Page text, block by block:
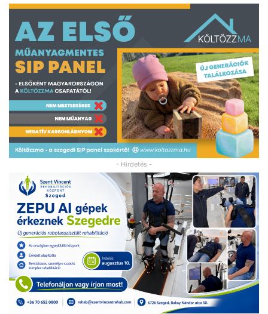
- Hirdetés -